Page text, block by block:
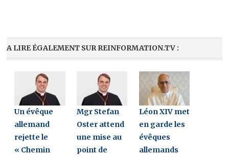
A LIRE ÉGALEMENT SUR REINFORMATION.TV :
Un évêque
allemand
rejette le
« Chemin
Mgr Stefan
Oster attend
une mise au
point de
Léon XIV met
en garde les
évêques
allemands